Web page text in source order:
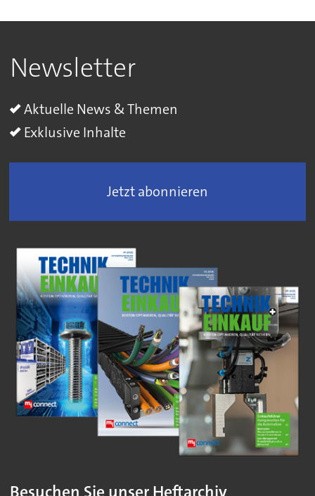
Newsletter
Aktuelle News & Themen
Exklusive Inhalte
Jetzt abonnieren